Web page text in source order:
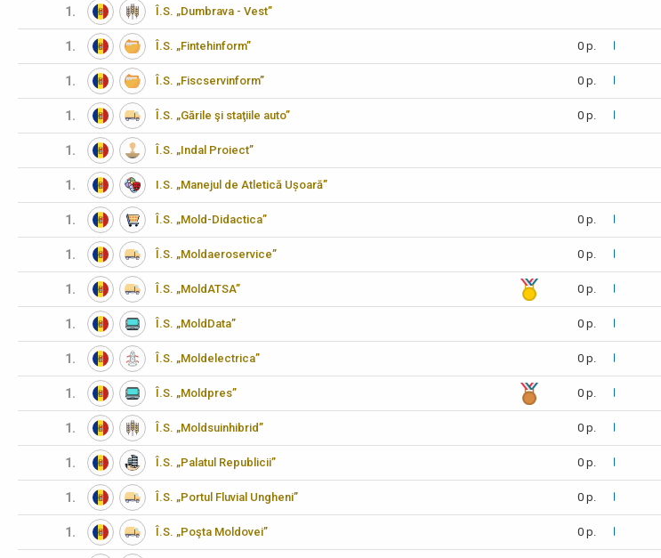
1. Î.S. „Dumbrava - Vest”
1. Î.S. „Fintehinform” 0 p.
1. Î.S. „Fiscservinform” 0 p.
1. Î.S. „Gările şi staţiile auto” 0 p.
1. Î.S. „Indal Proiect”
1. I.S. „Manejul de Atletică Ușoară”
1. Î.S. „Mold-Didactica” 0 p.
1. Î.S. „Moldaeroservice” 0 p.
1. Î.S. „MoldATSA” 0 p.
1. Î.S. „MoldData” 0 p.
1. Î.S. „Moldelectrica” 0 p.
1. Î.S. „Moldpres” 0 p.
1. Î.S. „Moldsuinhibrid” 0 p.
1. Î.S. „Palatul Republicii” 0 p.
1. Î.S. „Portul Fluvial Ungheni” 0 p.
1. Î.S. „Poşta Moldovei” 0 p.